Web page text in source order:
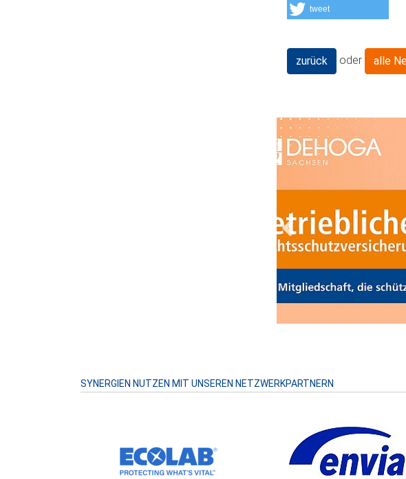
tweet
zurück oder alle
Previous
SYNERGIEN NUTZEN MIT UNSEREN NETZWERKPARTNERN